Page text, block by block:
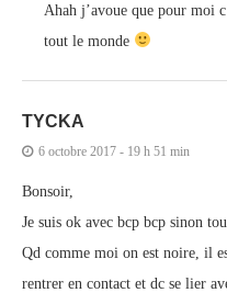
Ahah j’avoue que pour moi
tout le monde
TYCKA
6 octobre 2017 - 19 h 51 min
Bonsoir,
Je suis ok avec bcp bcp sinon
Qd comme moi on est noire, il
rentrer en contact et dc se lier